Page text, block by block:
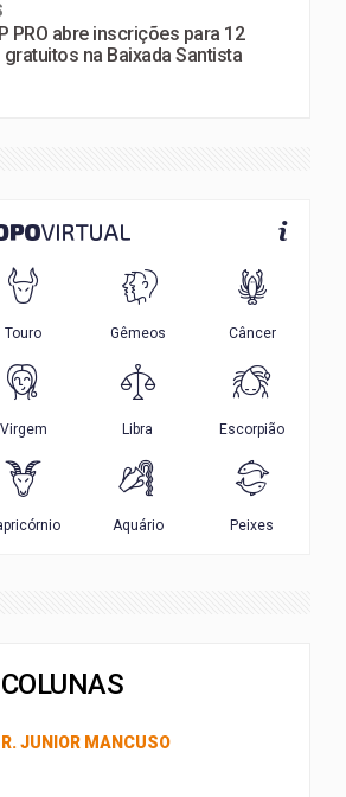
PRO abre inscrições para 12
na Baixada Santista
JUNIOR MANCUSO